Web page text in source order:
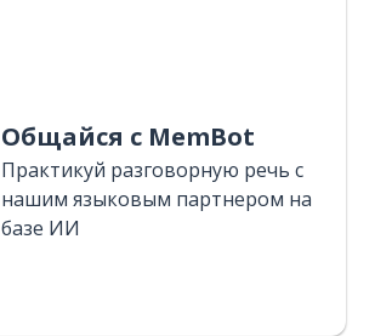
Общайся с MemBot
Практикуй разговорную речь с
нашим языковым партнером на
базе ИИ